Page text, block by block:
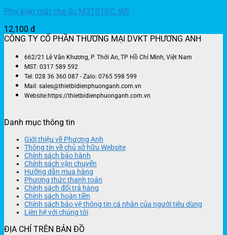
Phụ kiện mặt che ốc M3T01SC_WE
12,100 đ
CÔNG TY CỔ PHẦN THƯƠNG MẠI DVKT PHƯƠNG ANH
662/21 Lê Văn Khương, P. Thới An, TP Hồ Chí Minh, Việt Nam
MST: 0317 589 592
Tel: 028 36 360 087 - Zalo: 0765 598 599
Mail: sales@thietbidienphuonganh.com.vn
Website:https://thietbidienphuonganh.com.vn
Danh mục thông tin
Giới thiệu về Phương Anh
Thông tin về chủ sở hữu Website
Chính sách bảo hành
Chính sách vận chuyển
Hưỡng dẫn mua hàng
Phương thức thanh toán
Chính sách đổi trả hàng
Chính sách hoàn tiền
Chính sách bảo vệ thông tin cá nhân của người tiêu dùng
Liên hệ với chúng tôi
ĐỊA CHỈ TRÊN BẢN ĐỒ